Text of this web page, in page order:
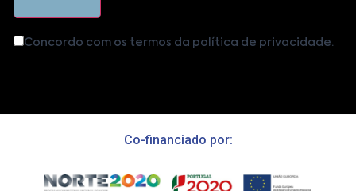
Concordo com os termos da política de privacidade.
Co-financiado por: